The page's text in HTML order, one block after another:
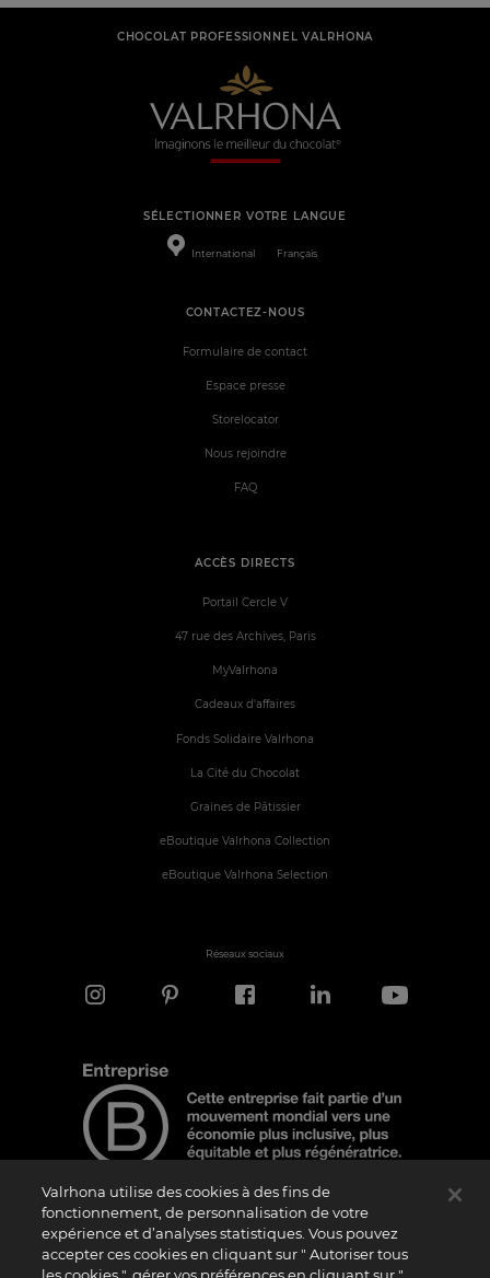
CHOCOLAT PROFESSIONNEL VALRHONA
SÉLECTIONNER VOTRE LANGUE
International Français
ACCÈS DIRECTS
Portail Cercle V
47 rue des Archives, Paris
MyValrhona
Cadeaux d'affaires
Fonds Solidaire Valrhona
La Cité du Chocolat
Graines de Pâtissier
eBoutique Valrhona Collection
eBoutique Valrhona Selection
CONTACTEZ-NOUS
Formulaire de contact
Espace presse
Storelocator
Nous rejoindre
FAQ
Réseaux sociaux
Note d'information
Le logo “Certified B Corporation” est attribué par B Lab, une organisation privée à
Valrhona utilise des cookies à des fins de
fonctionnement, de personnalisation de votre
expérience et d’analyses statistiques. Vous pouvez
accepter ces cookies en cliquant sur " Autoriser tous